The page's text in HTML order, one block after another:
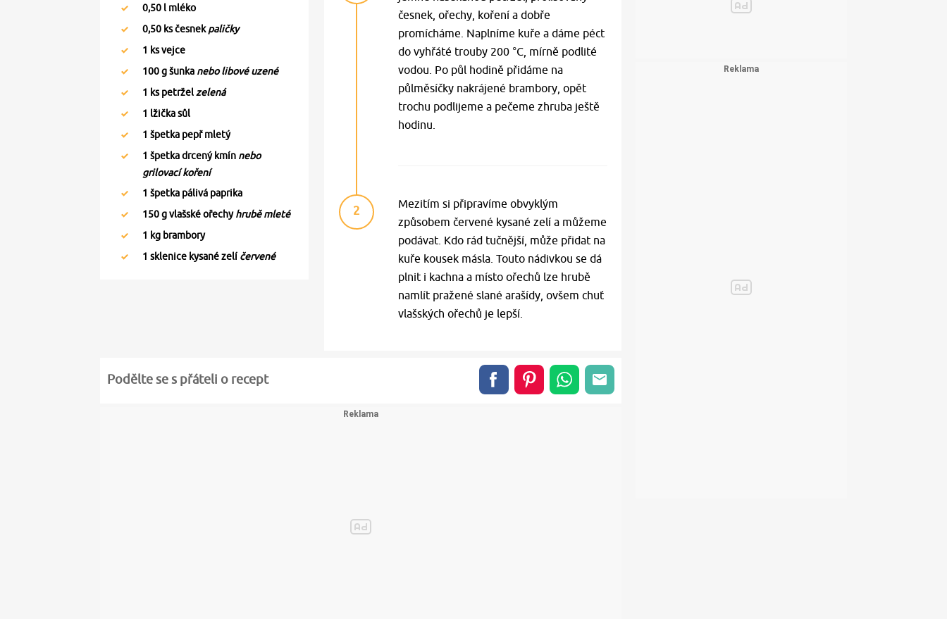
0,50 l mléko
0,50 ks česnekpaličky
1 ks vejce
100g šunka nebo libové uzené
1 ks petrželzelená
1 lžička sůl
1 špetka pepř mletý
1 špetka drcený kmín nebo
grilovací koření
1 špetka pálivá paprika
150g vlašské ořechyhrubě mleté
1 kg brambory
1 sklenice kysané zelí červené
česnek, ořechy, koření a dobře
promícháme. Naplníme kuře a dáme péct
do vyhřáté trouby 200 °C, mírně podlité
vodou. Po půl hodině přidáme na
půlměsíčky nakrájené brambory, opět
trochu podlijeme a pečeme zhruba ještě
hodinu.
2
Mezitím si připravíme obvyklým
způsobem červené kysané zelí a můžeme
podávat. Kdo rád tučnější, může přidat na
kuře kousek másla. Touto nádivkou se dá
plnit i kachna a místo ořechů lze hrubě
namlít pražené slané arašídy, ovšem chuť
vlašských ořechů je lepší.
Podělte se s přáteli o recept